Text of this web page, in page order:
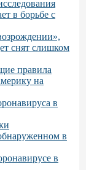
в борьбе с
снят слишком
правила
на
в
в
в